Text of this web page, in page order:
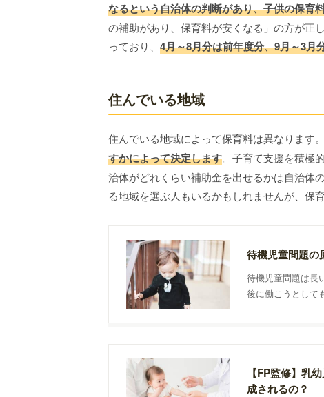
なるという自治体の判断があり、子供の保育
の補助があり、保育料が安くなる」の方が正
っており、 4月～8月分は前年度分、9月～3月
住んでいる地域
住んでいる地域によって保育料は異なります。
すかによって決定します。子育て支援を積極
治体がどれくらい補助金を出せるかは自治体
る地域を選ぶ人もいるかもしれませんが、保
待機児童問題の
待機児童問題は長
後に働こうとして
【FP監修】乳
成されるの？